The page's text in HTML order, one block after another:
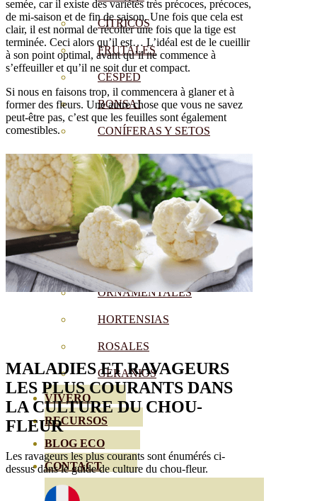
CÍTRICOS
FRUTALES
CÉSPED
BONSAI
CONÍFERAS Y SETOS
OLIVO
CACTUS, CRASAS Y
SUCULENTAS
PLANTAS DE INTERIOR
ORQUIDEAS
ORNAMENTALES
HORTENSIAS
ROSALES
GERANIOS
VIVERO
RECURSOS
BLOG ECO
CONTACT
semée, car il existe des variétés très précoces, précoces,
de mi-saison et de fin de saison. Une fois que cela est
clair, il est normal de récolter une fois que la tige est
terminée. Ceci alors qu’il est… L’idéal est de le cueillir
à son point optimal, avant qu’il ne commence à
s’effeuiller et qu’il ne soit dur et compact.
Si nous en faisons trop, il commencera à glaner et à
former des fleurs. Une autre chose que vous ne savez
peut-être pas, c’est que les feuilles sont également
comestibles.
MALADIES ET RAVAGEURS
LES PLUS COURANTS DANS
LA CULTURE DU CHOU-
FLEUR
Les ravageurs les plus courants sont énumérés ci-
dessus dans le guide de culture du chou-fleur.